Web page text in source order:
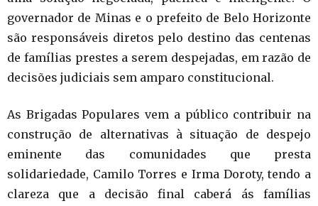
governador de Minas e o prefeito de Belo Horizonte
são responsáveis diretos pelo destino das centenas
de famílias prestes a serem despejadas, em razão de
decisões judiciais sem amparo constitucional.
As Brigadas Populares vem a público contribuir na
construção de alternativas à situação de despejo
eminente das comunidades que presta
solidariedade, Camilo Torres e Irma Doroty, tendo a
clareza que a decisão final caberá ás famílias